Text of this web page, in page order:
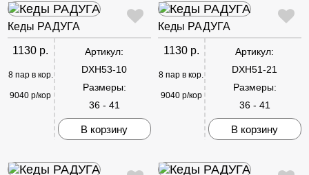
Кеды РАДУГА
1130 р.
8 пар в кор.
9040 р/кор
Артикул:
DXH53-10
Размеры:
36 - 41
В корзину
Кеды РАДУГА
1130 р.
8 пар в кор.
9040 р/кор
Артикул:
DXH51-21
Размеры:
36 - 41
В корзину